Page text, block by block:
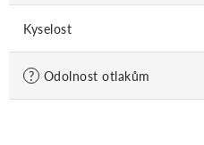
Kyselost
? Odolnost otlakům